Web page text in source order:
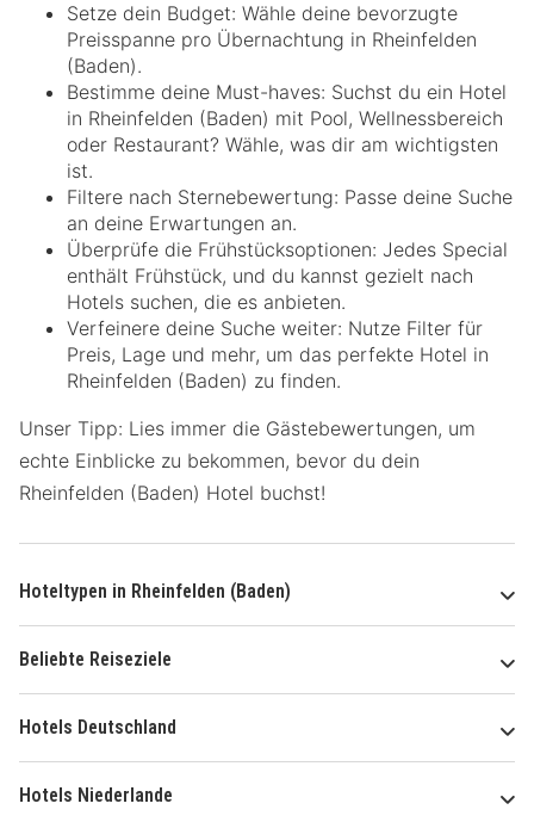
Setze dein Budget: Wähle deine bevorzugte
Preisspanne pro Übernachtung in Rheinfelden
(Baden).
Bestimme deine Must-haves: Suchst du ein Hotel
in Rheinfelden (Baden) mit Pool, Wellnessbereich
oder Restaurant? Wähle, was dir am wichtigsten
ist.
Filtere nach Sternebewertung: Passe deine Suche
an deine Erwartungen an.
Überprüfe die Frühstücksoptionen: Jedes Special
enthält Frühstück, und du kannst gezielt nach
Hotels suchen, die es anbieten.
Verfeinere deine Suche weiter: Nutze Filter für
Preis, Lage und mehr, um das perfekte Hotel in
Rheinfelden (Baden) zu finden.
Unser Tipp: Lies immer die Gästebewertungen, um
echte Einblicke zu bekommen, bevor du dein
Rheinfelden (Baden) Hotel buchst!
Hoteltypen in Rheinfelden (Baden)
Beliebte Reiseziele
Hotels Deutschland
Hotels Niederlande